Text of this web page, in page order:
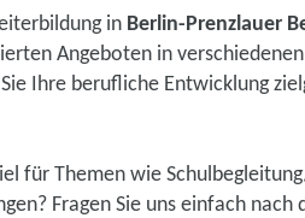
in Berlin-Prenzlauer
Angeboten in
Ihre berufliche Entwicklung
für Themen wie
Fragen Sie uns einfach